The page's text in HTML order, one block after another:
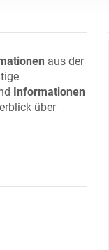
aus der
Informationen
über